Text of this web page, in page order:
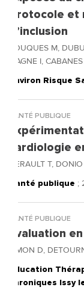
Protocole
d’inclusion
SOUQUES M,
MAGNE I,
Environ Risque
SANTÉ PUBLIQUE
cardiologie
HERAULT T,
Santé publique ;
SANTÉ PUBLIQUE
Evaluation
SIMON D,
Education
chroniques Issy